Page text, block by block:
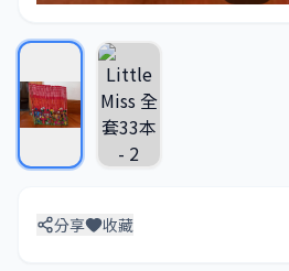
分享 收藏